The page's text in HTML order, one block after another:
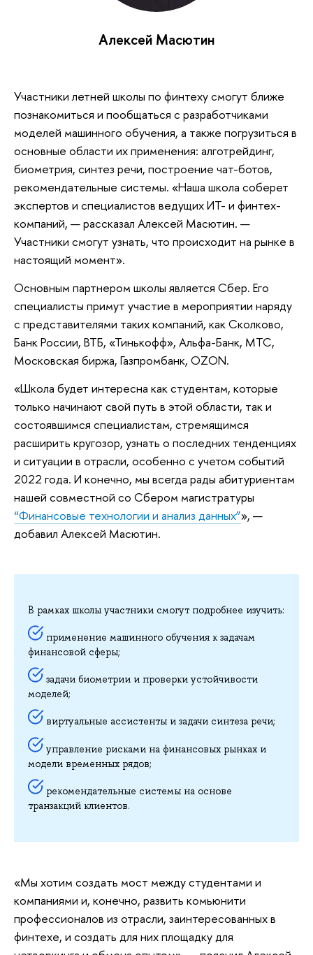
Алексей Масютин
Участники летней школы по финтеху смогут ближе
познакомиться и пообщаться с разработчиками
моделей машинного обучения, а также погрузиться в
основные области их применения: алготрейдинг,
биометрия, синтез речи, построение чат-ботов,
рекомендательные системы. «Наша школа соберет
экспертов и специалистов ведущих ИТ- и финтех-
компаний, — рассказал Алексей Масютин. —
Участники смогут узнать, что происходит на рынке в
настоящий момент».
Основным партнером школы является Сбер. Его
специалисты примут участие в мероприятии наряду
с представителями таких компаний, как Сколково,
Банк России, ВТБ, «Тинькофф», Альфа-Банк, МТС,
Московская биржа, Газпромбанк, OZON.
«Школа будет интересна как студентам, которые
только начинают свой путь в этой области, так и
состоявшимся специалистам, стремящимся
расширить кругозор, узнать о последних тенденциях
и ситуации в отрасли, особенно с учетом событий
2022 года. И конечно, мы всегда рады абитуриентам
нашей совместной со Сбером магистратуры
“Финансовые технологии и анализ данных”», —
добавил Алексей Масютин.
В рамках школы участники смогут подробнее изучить:
применение машинного обучения к задачам
финансовой сферы;
задачи биометрии и проверки устойчивости
моделей;
виртуальные ассистенты и задачи синтеза речи;
управление рисками на финансовых рынках и
модели временных рядов;
рекомендательные системы на основе
транзакций клиентов.
«Мы хотим создать мост между студентами и
компаниями и, конечно, развить комьюнити
профессионалов из отрасли, заинтересованных в
финтехе, и создать для них площадку для